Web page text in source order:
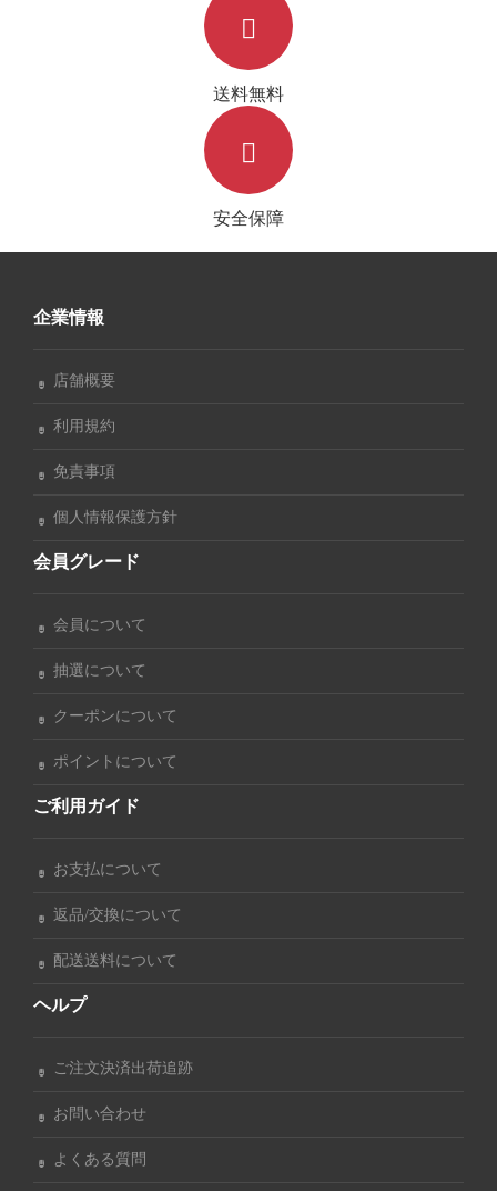
送料無料
安全保障
企業情報
店舗概要
利用規約
免責事項
個人情報保護方針
会員グレード
会員について
抽選について
クーポンについて
ポイントについて
ご利用ガイド
お支払について
返品/交換について
配送送料について
ヘルプ
ご注文決済出荷追跡
お問い合わせ
よくある質問